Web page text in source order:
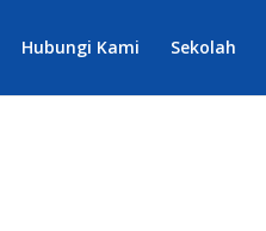
Hubungi Kami Sekolah